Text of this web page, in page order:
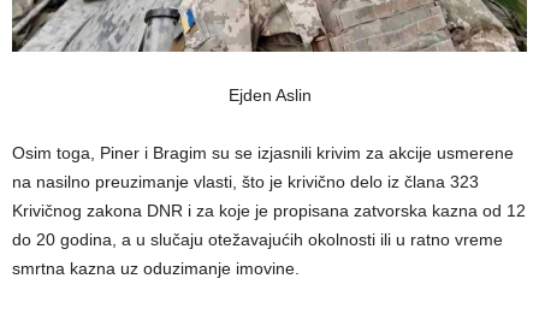
Ejden Aslin
Osim toga, Piner i Bragim su se izjasnili krivim za akcije usmerene
na nasilno preuzimanje vlasti, što je krivično delo iz člana 323
Krivičnog zakona DNR i za koje je propisana zatvorska kazna od 12
do 20 godina, a u slučaju otežavajućih okolnosti ili u ratno vreme
smrtna kazna uz oduzimanje imovine.